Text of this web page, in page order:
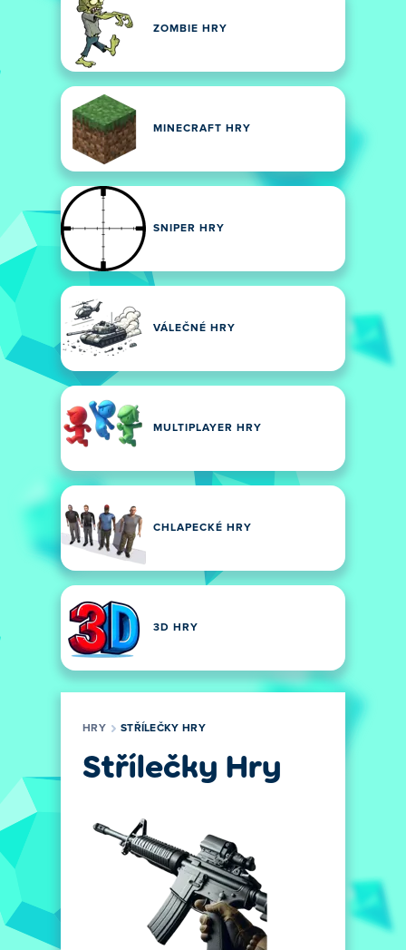
ZOMBIE HRY
MINECRAFT HRY
SNIPER HRY
VÁLEČNÉ HRY
MULTIPLAYER HRY
CHLAPECKÉ HRY
3D HRY
HRY STŘÍLEČKY HRY
Střílečky Hry